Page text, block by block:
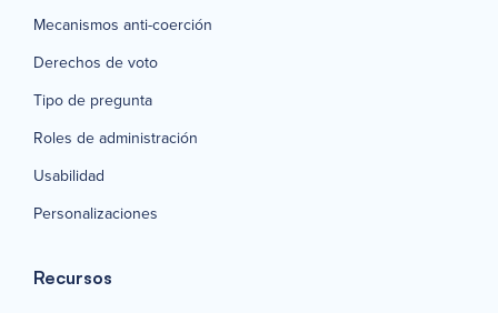
Mecanismos anti-coerción
Derechos de voto
Tipo de pregunta
Roles de administración
Usabilidad
Personalizaciones
Recursos